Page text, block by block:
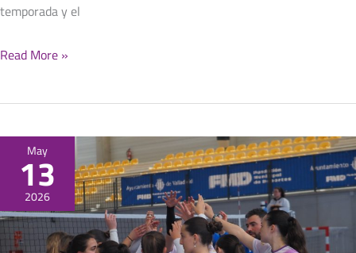
temporada y el
Read More »
May
13
2026
Castilla
León
2026